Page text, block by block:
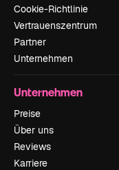
Cookie-Richtlinie
Vertrauenszentrum
Partner
Unternehmen
Unternehmen
Preise
Über uns
Reviews
Karriere